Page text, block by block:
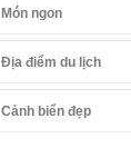
Món ngon
Địa điểm du lịch
Cảnh biển đẹp